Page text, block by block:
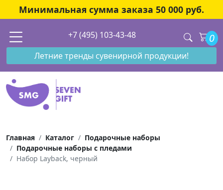
Минимальная сумма заказа 50 000 руб.
+7 (495) 103-43-48 0
Летние тренды сувенирной продукции!
Главная Каталог
Подарочные наборы
Подарочные наборы с пледами
Набор Layback, черный